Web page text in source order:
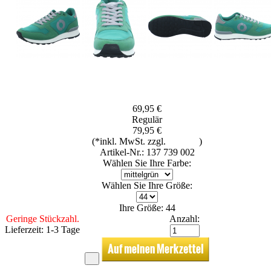
69,95 €
Regulär
79,95 €
(*inkl. MwSt. zzgl.
)
Artikel-Nr.: 137 739 002
Wählen Sie Ihre Farbe:
Wählen Sie Ihre Größe:
Ihre Größe: 44
Geringe Stückzahl.
Lieferzeit: 1-3 Tage
Anzahl: